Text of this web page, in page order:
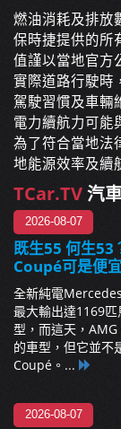
燃油消耗及排放
保時捷提供的所
值謹以當地官方
實際道路行駛時
駕駛習慣及車輛
電力續航力可能
為了符合當地法
地能源效率及續
TCar.TV汽
2026-08-07
既生55 何生
Coupé可是便
全新純電
最大輸出達1169
型，而這天，
的車型，但它並
Coupé。...
2026-08-07